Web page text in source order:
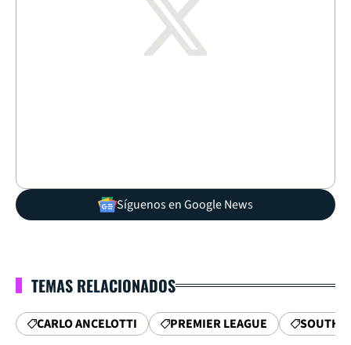
Síguenos en Google News
TEMAS RELACIONADOS
CARLO ANCELOTTI PREMIER LEAGUE